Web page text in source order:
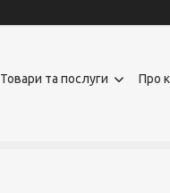
Товари та послуги Про